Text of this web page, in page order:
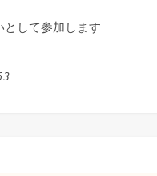
して参加します